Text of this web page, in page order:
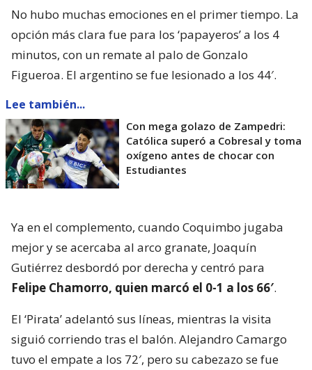
No hubo muchas emociones en el primer tiempo. La
opción más clara fue para los ‘papayeros’ a los 4
minutos, con un remate al palo de Gonzalo
Figueroa. El argentino se fue lesionado a los 44′.
Lee también...
Con mega golazo de Zampedri:
Católica superó a Cobresal y toma
oxígeno antes de chocar con
Estudiantes
Ya en el complemento, cuando Coquimbo jugaba
mejor y se acercaba al arco granate, Joaquín
Gutiérrez desbordó por derecha y centró para
Felipe Chamorro, quien marcó el 0-1 a los 66′.
El ‘Pirata’ adelantó sus líneas, mientras la visita
siguió corriendo tras el balón. Alejandro Camargo
tuvo el empate a los 72′, pero su cabezazo se fue